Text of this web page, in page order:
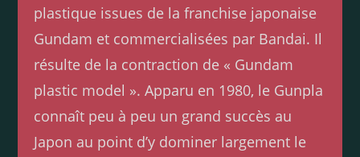
plastique issues de la franchise japonaise
Gundam et commercialisées par Bandai. Il
résulte de la contraction de « Gundam
plastic model ». Apparu en 1980, le Gunpla
connaît peu à peu un grand succès au
Japon au point d’y dominer largement le